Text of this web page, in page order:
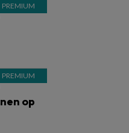
op